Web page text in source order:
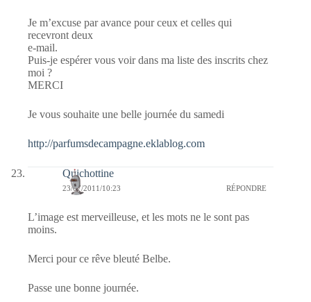
Je m’excuse par avance pour ceux et celles qui
recevront deux
e-mail.
Puis-je espérer vous voir dans ma liste des inscrits chez
moi ?
MERCI
Je vous souhaite une belle journée du samedi
http://parfumsdecampagne.eklablog.com
Quichottine
23/07/2011/10:23 RÉPONDRE
L’image est merveilleuse, et les mots ne le sont pas
moins.
Merci pour ce rêve bleuté Belbe.
Passe une bonne journée.